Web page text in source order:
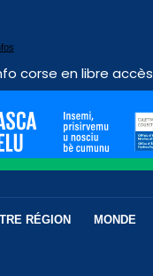
corse en libre accès
RÉGION MONDE